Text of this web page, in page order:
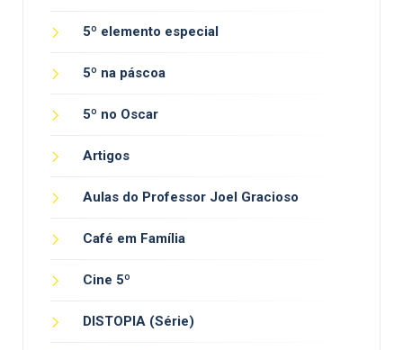
5º elemento especial
5º na páscoa
5º no Oscar
Artigos
Aulas do Professor Joel Gracioso
Café em Família
Cine 5º
DISTOPIA (Série)